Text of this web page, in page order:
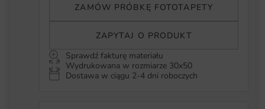
ZAMÓW PRÓBKĘ FOTOTAPETY
ZAPYTAJ O PRODUKT
Sprawdź fakturę materiału
Wydrukowana w rozmiarze 30x50
Dostawa w ciągu 2-4 dni roboczych